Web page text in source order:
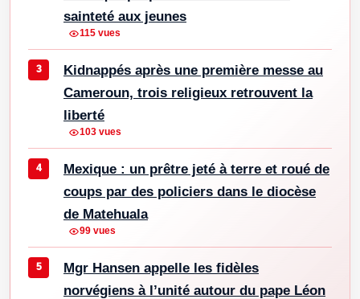
sainteté aux jeunes
115 vues
Kidnappés après une première messe au
Cameroun, trois religieux retrouvent la
liberté
103 vues
Mexique : un prêtre jeté à terre et roué de
coups par des policiers dans le diocèse
de Matehuala
99 vues
Mgr Hansen appelle les fidèles
norvégiens à l’unité autour du pape Léon